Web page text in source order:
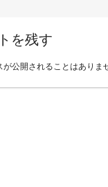
を残す
が公開されることはあり